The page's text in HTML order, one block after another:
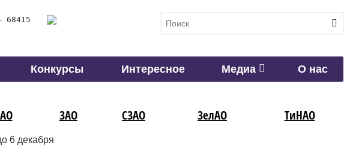
68415
Конкурсы Интересное Медиа О нас
ЗАО СЗАО ЗелАО ТиНАО
6 декабря